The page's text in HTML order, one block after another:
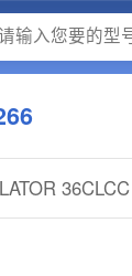
36CLCC